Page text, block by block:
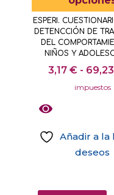
de
ESPERI.
DETENCCIÓN DE
DEL
NIÑOS Y
3,17€ -
impuestos
Añadir a la
deseos